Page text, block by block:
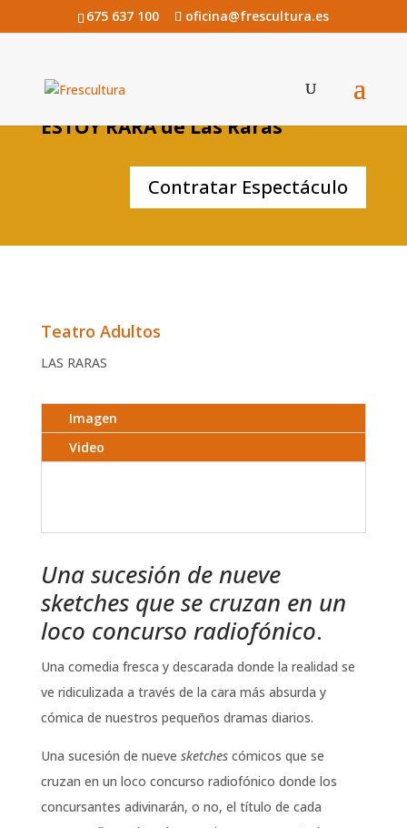
675 637 100 oficina@frescultura.es
ESTOY RARA de Las Raras
Contratar Espectáculo
Teatro Adultos
LAS RARAS
Imagen
Video
Una sucesión de nueve
sketches que se cruzan en un
loco concurso radiofónico.
Una comedia fresca y descarada donde la realidad se
ve ridiculizada a través de la cara más absurda y
cómica de nuestros pequeños dramas diarios.
Una sucesión de nueve sketchescómicos que se
cruzan en un loco concurso radiofónico donde los
concursantes adivinarán, o no, el título de cada